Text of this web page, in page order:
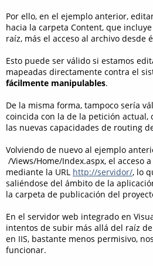
Por ello, en el ejemplo anterior,
hacia la carpeta Content, que
raíz, más el acceso al archivo desde
Esto puede ser válido si estamos
mapeadas directamente contra el
fácilmente manipulables.
De la misma forma, tampoco sería
coincida con la de la petición actual,
las nuevas capacidades de routing
Volviendo de nuevo al ejemplo
/Views/Home/Index.aspx, el acceso
mediante la URL http://servidor/, lo
saliéndose del ámbito de la
la carpeta de publicación del
En el servidor web integrado en
intentos de subir más allá del raíz
en IIS, bastante menos permisivo,
funcionar.